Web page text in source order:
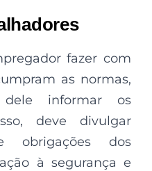
fazer com
as normas,
informar os
deve divulgar
obrigações dos
à segurança e